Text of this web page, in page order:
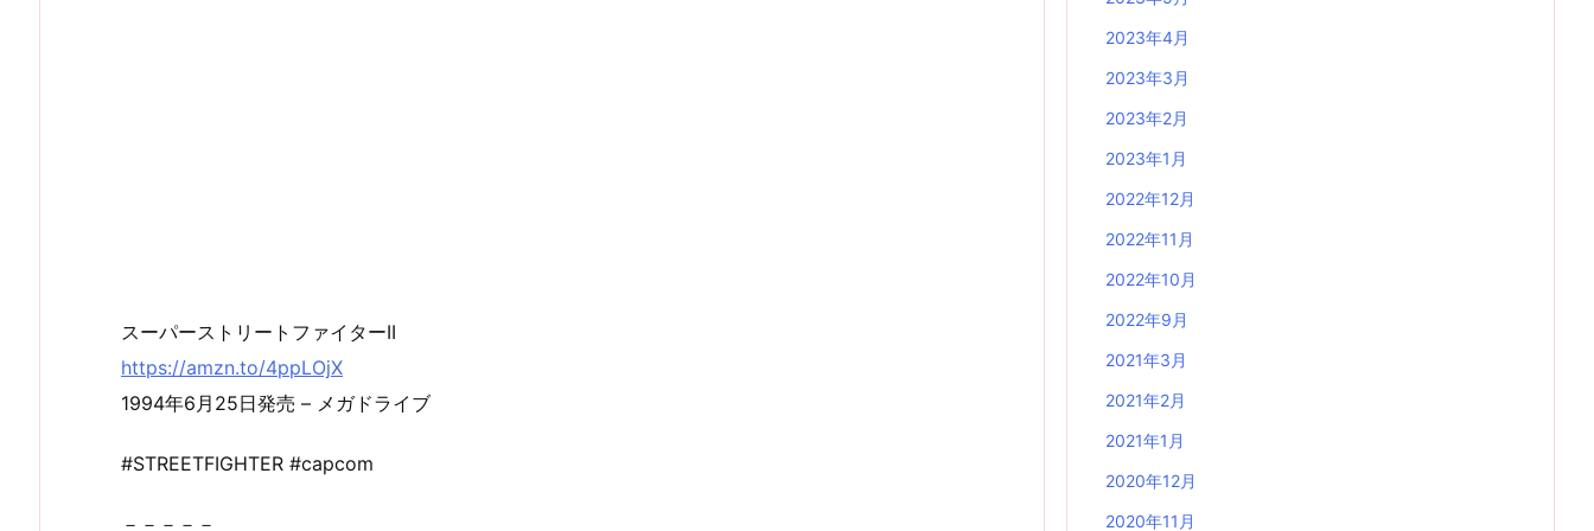
スーパーストリートファイターII
https://amzn.to/4ppLOjX
1994年6月25日発売 – メガドライブ
#STREETFIGHTER #capcom
－－－－－
2023年4月
2023年3月
2023年2月
2023年1月
2022年12月
2022年11月
2022年10月
2022年9月
2021年3月
2021年2月
2021年1月
2020年12月
2020年11月